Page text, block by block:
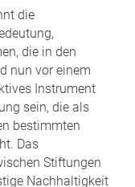
die
die in den
nun vor einem
Instrument
sein, die als
bestimmten
Das
Stiftungen
Nachhaltigkeit